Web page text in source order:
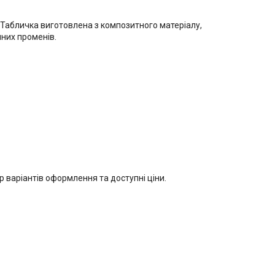
виготовлена з композитного матеріалу,
променів.
оформлення та доступні ціни.